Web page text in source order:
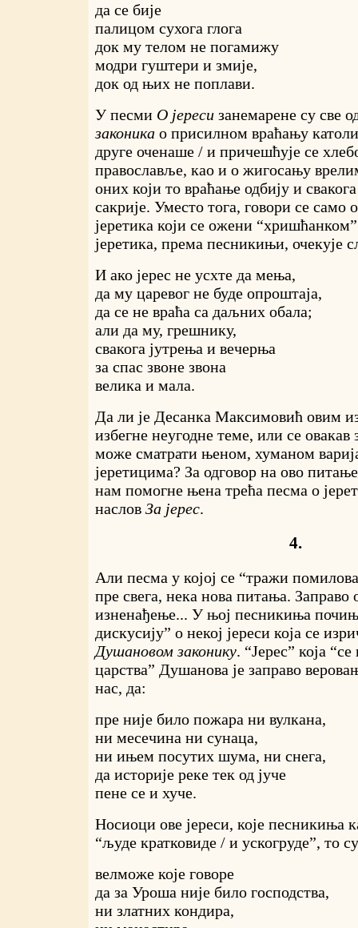
да се бије
палицом сухога глога
док му телом не погамижу
модри гуштери и змије,
док од њих не поплави.
У песми О јереси занемарене су све
законика о присилном враћању
друге оченаше / и причешћује се
православље, као и о жигосању
оних који то враћање одбију и
сакрије. Уместо тога, говори се само
јеретика који се ожени
јеретика, према песникињи, очекује
И ако јерес не усхте да мења,
да му царевог не буде опроштаја,
да се не враћа са даљних обала;
али да му, грешнику,
свакога јутрења и вечерња
за спас звоне звона
велика и мала.
Да ли је Десанка Максимовић овим
избегне неугодне теме, или се овакав
може сматрати њеном, хуманом
јеретицима? За одговор на ово
нам помогне њена трећа песма о
наслов За јерес.
4.
Али песма у којој се “тражи
пре свега, нека нова питања. Заправо
изненађење... У њој песникиња
дискусију” о некој јереси која се
Душановом законику. “Јерес” која
царства” Душанова је заправо
нас, да:
пре није било пожара ни вулкана,
ни месечина ни сунаца,
ни ињем посутих шума, ни снега,
да историје реке тек од јуче
пене се и хуче.
Носиоци ове јереси, које песникиња
“људе кратковиде / и ускогруде”, то
велможе које говоре
да за Уроша није било господства,
ни златних кондира,